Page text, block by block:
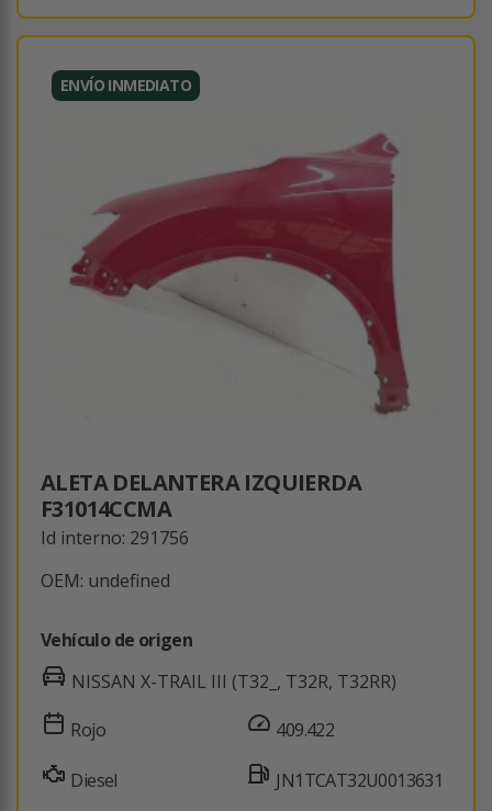
ENVÍO INMEDIATO
ALETA DELANTERA IZQUIERDA
F31014CCMA
Id interno: 291756
OEM: undefined
Vehículo de origen
NISSAN X-TRAIL III (T32_, T32R, T32RR)
Rojo
Diesel
409.422
JN1TCAT32U0013631